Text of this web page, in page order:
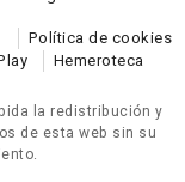
Política de cookies
Hemeroteca
la redistribución y
de esta web sin su